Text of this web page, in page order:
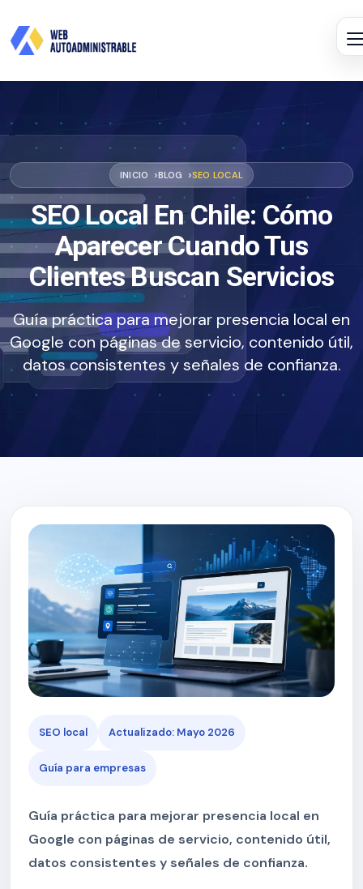
INICIO BLOG SEO LOCAL
SEO Local En Chile: Cómo
Aparecer Cuando Tus
Clientes Buscan Servicios
Guía práctica para mejorar presencia local en
Google con páginas de servicio, contenido útil,
datos consistentes y señales de confianza.
SEO local Actualizado: Mayo 2026
Guía para empresas
Guía práctica para mejorar presencia local en
Google con páginas de servicio, contenido útil,
datos consistentes y señales de confianza.